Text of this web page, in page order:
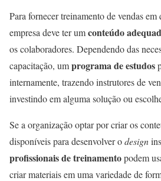
Para fornecer treinamento de vendas
empresa deve ter umconteúdo
os colaboradores. Dependendo das
capacitação, umprograma de estudos
internamente, trazendo instrutores de
investindo em alguma solução ou
Se a organização optar por criar os
disponíveis para desenvolver odesign
profissionais de treinamentopodem
criar materiais em uma variedade de